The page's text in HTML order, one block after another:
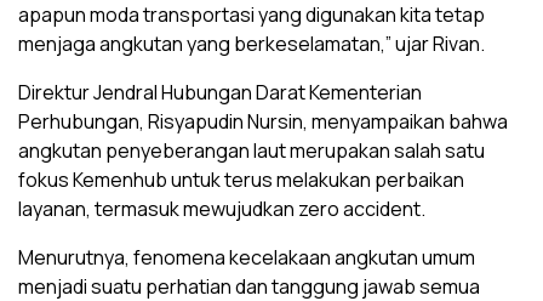
apapun moda transportasi yang digunakan kita tetap
menjaga angkutan yang berkeselamatan,” ujar Rivan.
Direktur Jendral Hubungan Darat Kementerian
Perhubungan, Risyapudin Nursin, menyampaikan bahwa
angkutan penyeberangan laut merupakan salah satu
fokus Kemenhub untuk terus melakukan perbaikan
layanan, termasuk mewujudkan zero accident.
Menurutnya, fenomena kecelakaan angkutan umum
menjadi suatu perhatian dan tanggung jawab semua